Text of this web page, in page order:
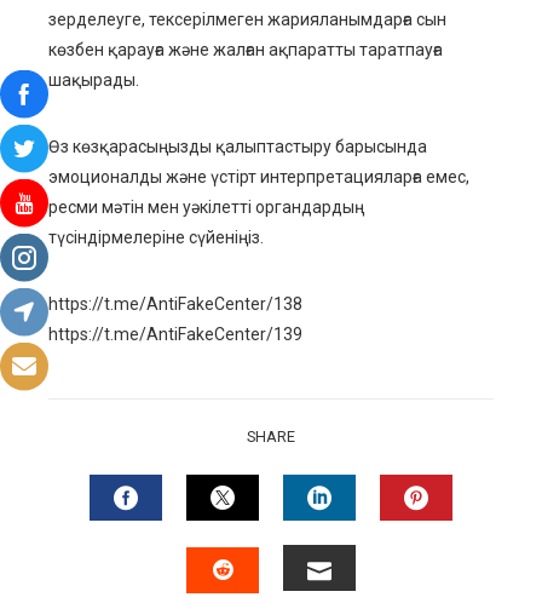
зерделеуге, тексерілмеген жарияланымдарға сын
көзбен қарауға және жалған ақпаратты таратпауға
шақырады.
Өз көзқарасыңызды қалыптастыру барысында
эмоционалды және үстірт интерпретацияларға емес,
ресми мәтін мен уәкілетті органдардың
түсіндірмелеріне сүйеніңіз.
https://t.me/AntiFakeCenter/138
https://t.me/AntiFakeCenter/139
SHARE
FACEBOOKTWITTERLINKEDIN